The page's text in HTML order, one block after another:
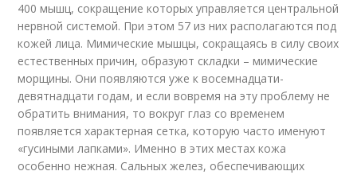
400 мышц, сокращение которых управляется центральной
нервной системой. При этом 57 из них располагаются под
кожей лица. Мимические мышцы, сокращаясь в силу своих
естественных причин, образуют складки – мимические
морщины. Они появляются уже к восемнадцати-
девятнадцати годам, и если вовремя на эту проблему не
обратить внимания, то вокруг глаз со временем
появляется характерная сетка, которую часто именуют
«гусиными лапками». Именно в этих местах кожа
особенно нежная. Сальных желез, обеспечивающих